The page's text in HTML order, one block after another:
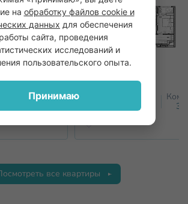
Комнат
11
3+
все квартиры
на обработку файлов cookie и
данных для обеспечения
работы сайта, проведения
исследований и
пользовательского опыта.
Принимаю